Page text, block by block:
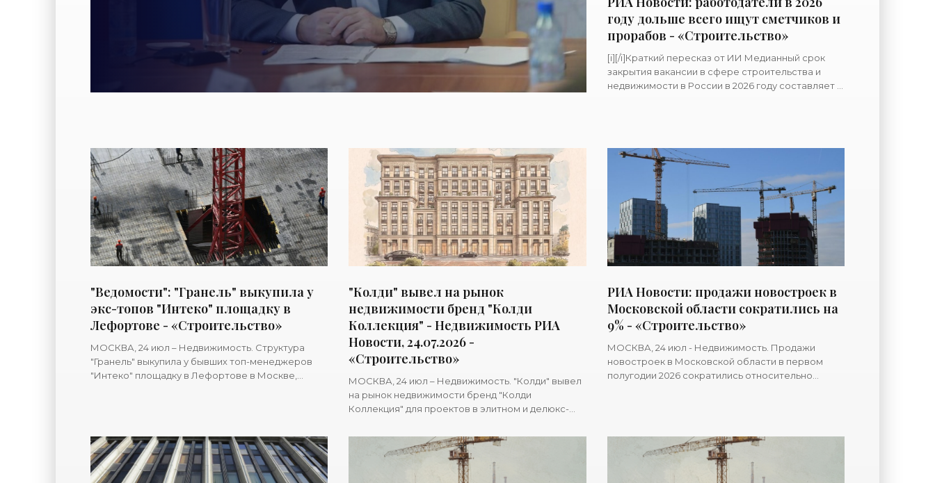
году дольше всего ищут сметчиков и
прорабов - «Строительство»
[i][/i]Краткий пересказ от ИИ Медианный срок
закрытия вакансии в сфере строительства и
недвижимости в России в 2026 году составляет 12
"Ведомости": "Гранель" выкупила у
экс-топов "Интеко" площадку в
Лефортове - «Строительство»
МОСКВА, 24 июл – Недвижимость. Структура
"Гранель" выкупила у бывших топ-менеджеров
"Интеко" площадку в Лефортове в Москве,
"Колди" вывел на рынок
недвижимости бренд "Колди
Коллекция" - Недвижимость РИА
Новости, 24.07.2026 -
«Строительство»
МОСКВА, 24 июл – Недвижимость. "Колди" вывел
на рынок недвижимости бренд "Колди
Коллекция" для проектов в элитном и делюкс-
компании.«"После
РИА Новости: продажи новостроек в
Московской области сократились на
9% - «Строительство»
МОСКВА, 24 июл - Недвижимость. Продажи
новостроек в Московской области в первом
полугодии 2026 сократились относительно